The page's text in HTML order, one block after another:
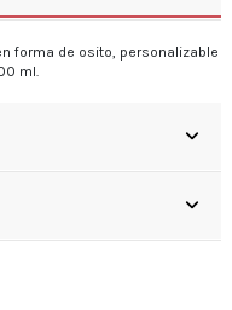
forma de osito, personalizable
ml.